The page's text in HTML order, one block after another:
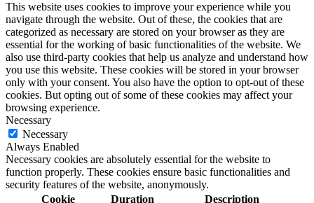
This website uses cookies to improve your experience while you
navigate through the website. Out of these, the cookies that are
categorized as necessary are stored on your browser as they are
essential for the working of basic functionalities of the website. We
also use third-party cookies that help us analyze and understand how
you use this website. These cookies will be stored in your browser
only with your consent. You also have the option to opt-out of these
cookies. But opting out of some of these cookies may affect your
browsing experience.
Necessary
Necessary
Always Enabled
Necessary cookies are absolutely essential for the website to
function properly. These cookies ensure basic functionalities and
security features of the website, anonymously.
Cookie
Duration Description